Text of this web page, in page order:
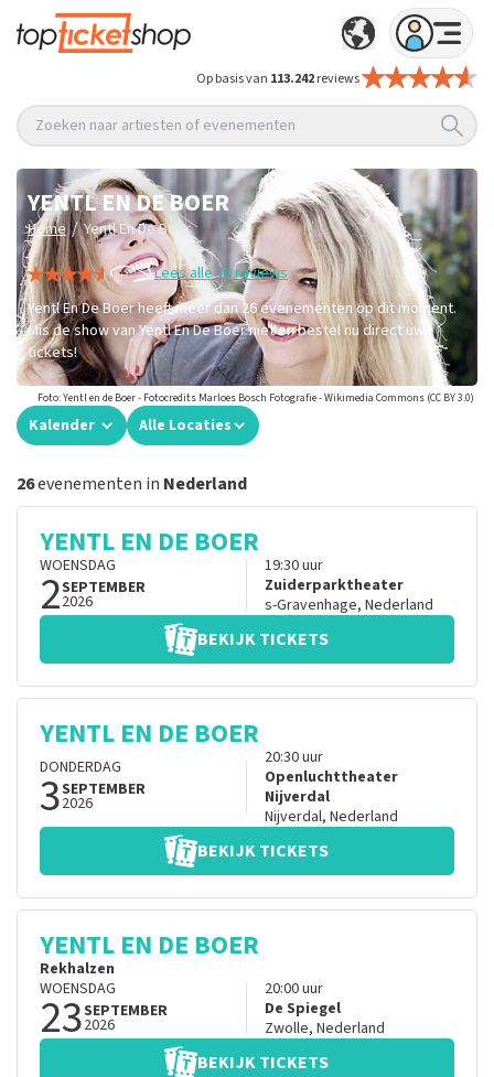
Op basis van 113.242reviews
Zoeken naar artiesten of evenementen
YENTL EN DE BOER
Home / Yentl En De Boer
Lees alle 70 reviews
Yentl En De Boer heeft meer dan 26 evenementen op dit moment.
Mis de show van Yentl En De Boer niet en bestel nu direct uw
tickets!
Foto: Yentl en de Boer - Fotocredits Marloes Bosch Fotografie - Wikimedia Commons (CC BY 3.0)
Kalender Alle Locaties
26evenementen in Nederland
YENTL EN DE BOER
WOENSDAG
2SEPTEMBER
2026
19:30uur
Zuiderparktheater
s-Gravenhage, Nederland
BEKIJK TICKETS
YENTL EN DE BOER
DONDERDAG
3SEPTEMBER
2026
20:30uur
Openluchttheater
Nijverdal
Nijverdal, Nederland
BEKIJK TICKETS
YENTL EN DE BOER
Rekhalzen
WOENSDAG
23SEPTEMBER
2026
20:00uur
De Spiegel
Zwolle, Nederland
BEKIJK TICKETS